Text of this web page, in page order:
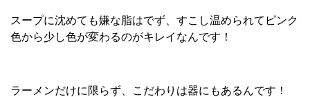
スープに沈めても嫌な脂はでず、すこし温められてピンク
色から少し色が変わるのがキレイなんです！
ラーメンだけに限らず、こだわりは器にもあるんです！